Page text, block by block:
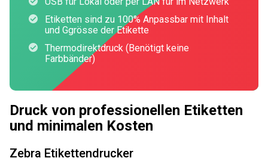
Etiketten sind zu 100% Anpassbar mit Inhalt
und Ggrösse der Etikette
Thermodirektdruck (Benötigt keine
Farbbänder)
Druck von professionellen Etiketten
und minimalen Kosten
Zebra Etikettendrucker